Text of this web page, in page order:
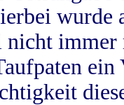
wurde
nicht